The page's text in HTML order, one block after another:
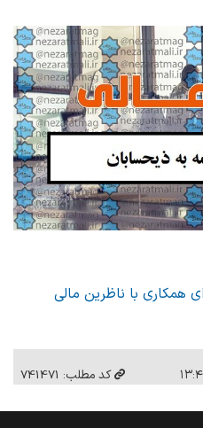
همکاری با ناظرین مالی
کد مطلب: 741471